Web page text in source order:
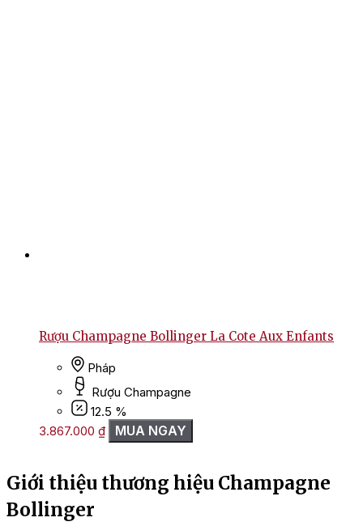
Rượu Champagne Bollinger La Cote Aux Enfants
Pháp
Rượu Champagne
12.5 %
3.867.000 ₫ MUA NGAY
Giới thiệu thương hiệu Champagne
Bollinger